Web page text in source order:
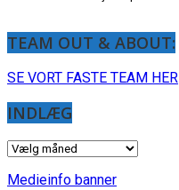
TEAM OUT & ABOUT:
SE VORT FASTE TEAM HER
INDLÆG
INDLÆG
Medieinfo banner